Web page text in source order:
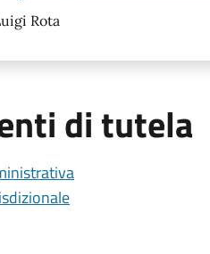
Rota
di tutela